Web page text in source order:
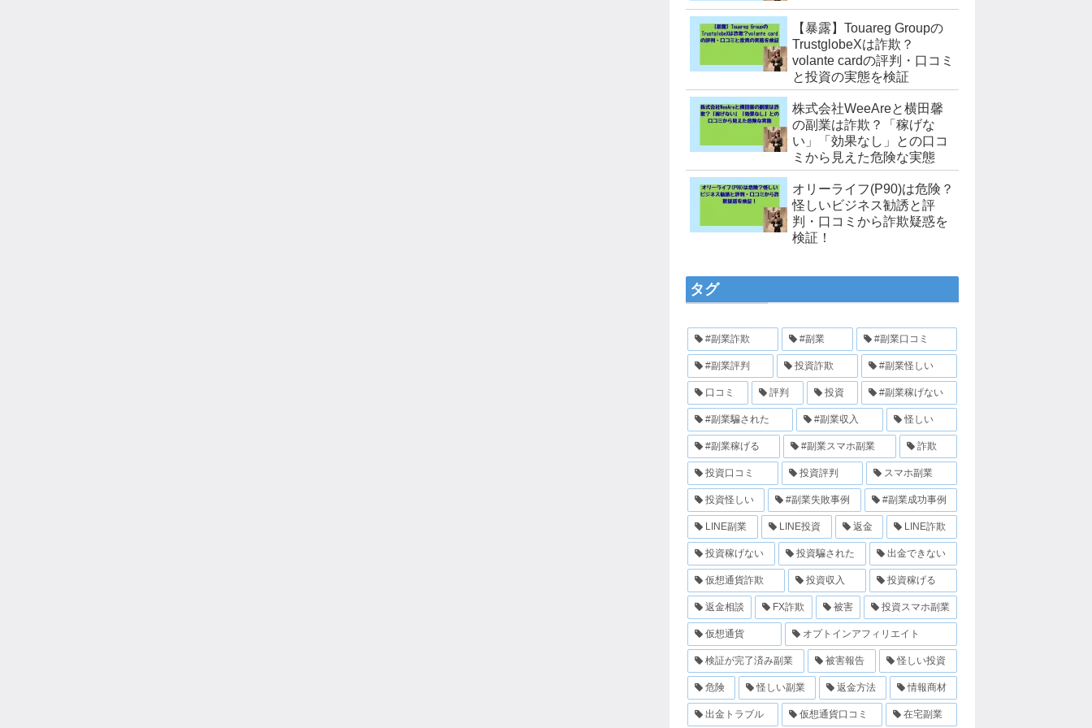
【暴露】Touareg Groupの
TrustglobeXは詐欺？
volante cardの評判・口コミ
と投資の実態を検証
株式会社WeeAreと横田馨
の副業は詐欺？「稼げな
い」「効果なし」との口コ
ミから見えた危険な実態
オリーライフ(P90)は危険？
怪しいビジネス勧誘と評
判・口コミから詐欺疑惑を
検証！
タグ
#副業詐欺 #副業 #副業口コミ
#副業評判 投資詐欺 #副業怪しい
口コミ 評判 投資 #副業稼げない
#副業騙された #副業収入 怪しい
#副業稼げる #副業スマホ副業 詐欺
投資口コミ 投資評判 スマホ副業
投資怪しい #副業失敗事例 #副業成功事例
LINE副業 LINE投資 返金 LINE詐欺
投資稼げない 投資騙された 出金できない
仮想通貨詐欺 投資収入 投資稼げる
返金相談 FX詐欺 被害 投資スマホ副業
仮想通貨 オプトインアフィリエイト
検証が完了済み副業 被害報告 怪しい投資
危険 怪しい副業 返金方法 情報商材
出金トラブル 仮想通貨口コミ 在宅副業